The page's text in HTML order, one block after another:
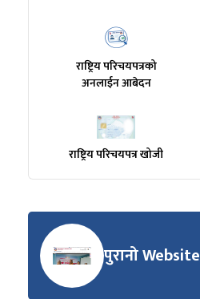
राष्ट्रिय परिचयपत्रको
अनलाईन आबेदन
राष्ट्रिय परिचयपत्र खोजी
पुरानो Website